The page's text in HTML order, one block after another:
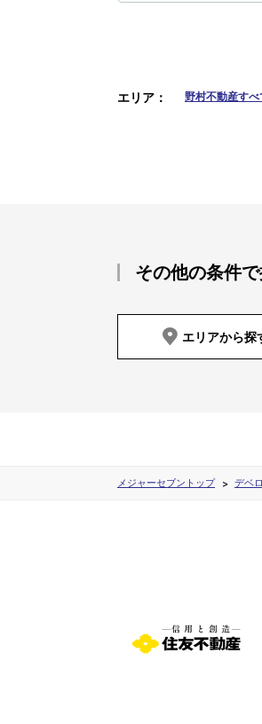
エリア 野村不動産す
その他の条件
エリアから探
メジャーセブントップ デベ